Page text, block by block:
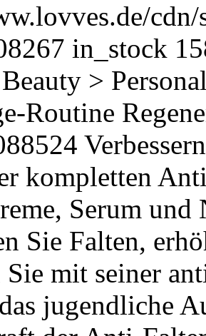
in_stock
>
Routine
kompletten
Serum
Sie Falten,
Sie mit seiner
jugendliche